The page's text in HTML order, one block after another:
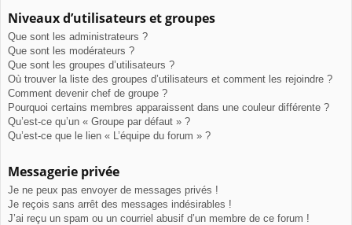
Niveaux d’utilisateurs et groupes
Que sont les administrateurs ?
Que sont les modérateurs ?
Que sont les groupes d’utilisateurs ?
Où trouver la liste des groupes d’utilisateurs et comment les rejoindre ?
Comment devenir chef de groupe ?
Pourquoi certains membres apparaissent dans une couleur différente ?
Qu’est-ce qu’un « Groupe par défaut » ?
Qu’est-ce que le lien « L’équipe du forum » ?
Messagerie privée
Je ne peux pas envoyer de messages privés !
Je reçois sans arrêt des messages indésirables !
J’ai reçu un spam ou un courriel abusif d’un membre de ce forum !